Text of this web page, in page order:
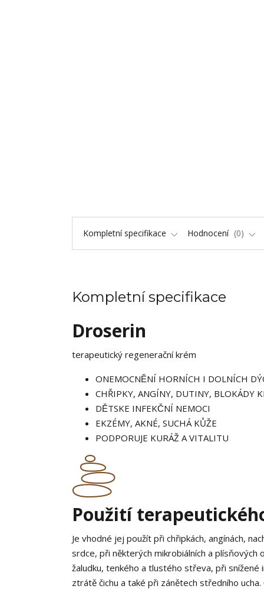
Kompletní specifikace Hodnocení 0
Kompletní specifikace
Droserin
terapeutický regenerační krém
ONEMOCNĚNÍ HORNÍCH I DOLNÍCH
CHŘIPKY, ANGÍNY, DUTINY, BLOKÁDY
DĚTSKE INFEKČNÍ NEMOCI
EKZÉMY, AKNÉ, SUCHÁ KŮŽE
PODPORUJE KURÁŽ A VITALITU
Použití
Je vhodné jej použít při chřipkách, angínách,
srdce, při některých mikrobiálních a plísňových
žaludku, tenkého a tlustého střeva, při snížené
ztrátě čichu a také při zánětech středního